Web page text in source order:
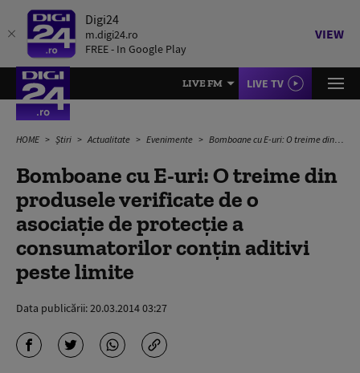
Digi24
m.digi24.ro
FREE - In Google Play
VIEW
LIVE FM LIVE TV
HOME Știri Actualitate Evenimente Bomboane cu E-uri: O treime din produsele verificate de o asociaţie de protecţie a consumatorilor conţin aditivi peste limite
Bomboane cu E-uri: O treime din
produsele verificate de o
asociaţie de protecţie a
consumatorilor conţin aditivi
peste limite
Data publicării:20.03.2014 03:27